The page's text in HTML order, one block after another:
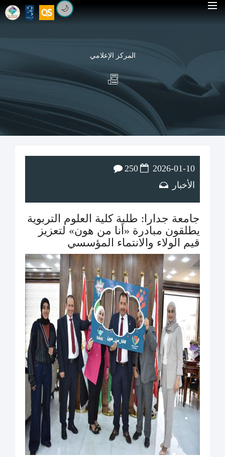
🌙
المركز الإعلامي
2026-01-10
الأخبار
250
جامعة جدارا: طلبة كلية العلوم التربوية
يطلقون مبادرة «أنا من هون» لتعزيز
قيم الولاء والانتماء المؤسسي